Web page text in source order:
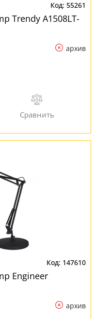
55261
Trendy A1508LT-
архив
147610
Engineer
архив